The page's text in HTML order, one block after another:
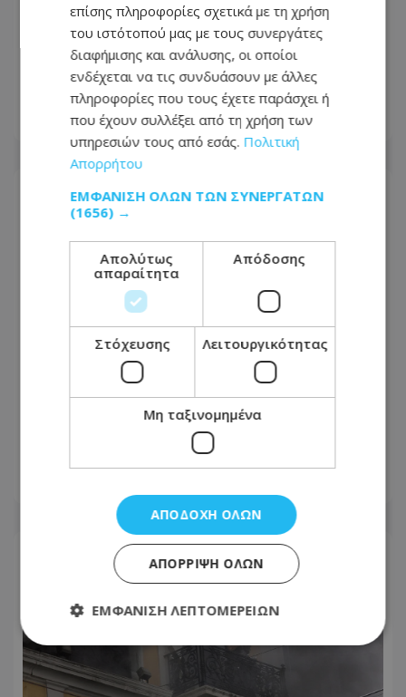
Πώς έγινε η τραγωδία με την νεκρή
μητέρα στην Ελλάδα: Βούτηξε για να
βοηθήσει τη φίλη της και πνίγηκε, τα
παιδιά φώναζαν για βοήθεια
06.08.2026 - 21:41
Το εξωτικό φρούτο που καλλιεργείται
μόνο σε ένα ελληνικό νησί
επίσης πληροφορίες σχετικά με τη χρήση
του ιστότοπού μας με τους συνεργάτες
διαφήμισης και ανάλυσης, οι οποίοι
ενδέχεται να τις συνδυάσουν με άλλες
πληροφορίες που τους έχετε παράσχει ή
που έχουν συλλέξει από τη χρήση των
υπηρεσιών τους από εσάς. Πολιτική
Απορρήτου
ΕΜΦΆΝΙΣΗ ΌΛΩΝ ΤΩΝ ΣΥΝΕΡΓΑΤΏΝ
(1656) →
Απολύτως
απαραίτητα
Απόδοσης
Στόχευσης Λειτουργικότητας
Μη ταξινομημένα
ΑΠΟΔΟΧΉ ΌΛΩΝ
ΑΠΌΡΡΙΨΗ ΌΛΩΝ
ΕΜΦΆΝΙΣΗ ΛΕΠΤΟΜΕΡΕΙΏΝ
Απολύτως απαραίτητα